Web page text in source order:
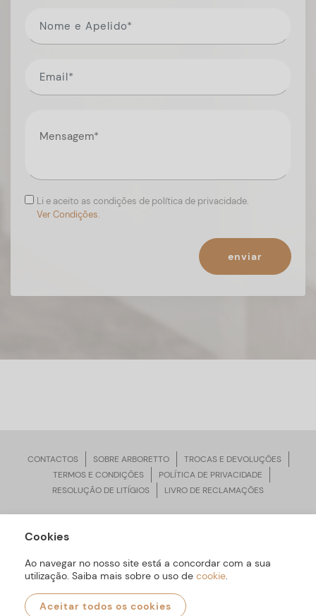
Li e aceito as condições de política de privacidade.
Ver Condições.
enviar
CONTACTOS SOBRE ARBORETTO
TROCAS E DEVOLUÇÕES
TERMOS E CONDIÇÕES
POLÍTICA DE PRIVACIDADE
RESOLUÇÃO DE LITÍGIOS
LIVRO DE RECLAMAÇÕES
ARBORETTO © Todos os Direitos Reservados | Desenvolvido por
Cookies
Ao navegar no nosso site está a concordar com a sua
utilização. Saiba mais sobre o uso de cookie.
Aceitar todos os cookies